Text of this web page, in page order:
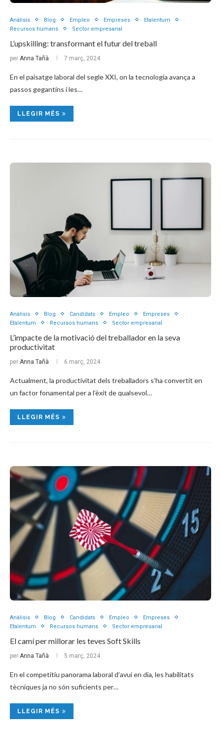
Anàlisis Blog Empleo Empreses
Etalentum
Recursos humans
Sector empresarial
L’upskilling: transformant el futur del treball
per Anna Tañà 7 març, 2024
En el paisatge laboral del segle XXI, on la tecnologia avança a
passos gegantins i les…
LLEGIR MÉS
Anàlisis Blog Candidats Empleo
Empreses
Etalentum
Recursos humans Sector empresarial
L’impacte de la motivació del treballador en la seva
productivitat
per Anna Tañà 6 març, 2024
Actualment, la productivitat dels treballadors s’ha convertit en
un factor fonamental per a l’èxit de qualsevol…
LLEGIR MÉS
Anàlisis Blog Candidats Empleo
Empreses
Etalentum
Recursos humans Sector empresarial
El camí per millorar les teves Soft Skills
per Anna Tañà 5 març, 2024
En el competitiu panorama laboral d’avui en dia, les habilitats
tècniques ja no són suficients per…
LLEGIR MÉS